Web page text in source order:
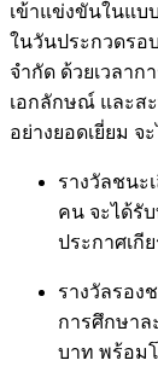
เข้าแข่งขันในแบ
ในวันประกวดรอ
จำกัด ด้วยเวลาก
เอกลักษณ์ และส
อย่างยอดเยี่ยม จ
รางวัลชนะ
คน จะได้รั
ประกาศเกี
รางวัลรอง
การศึกษาล
บาท พร้อม